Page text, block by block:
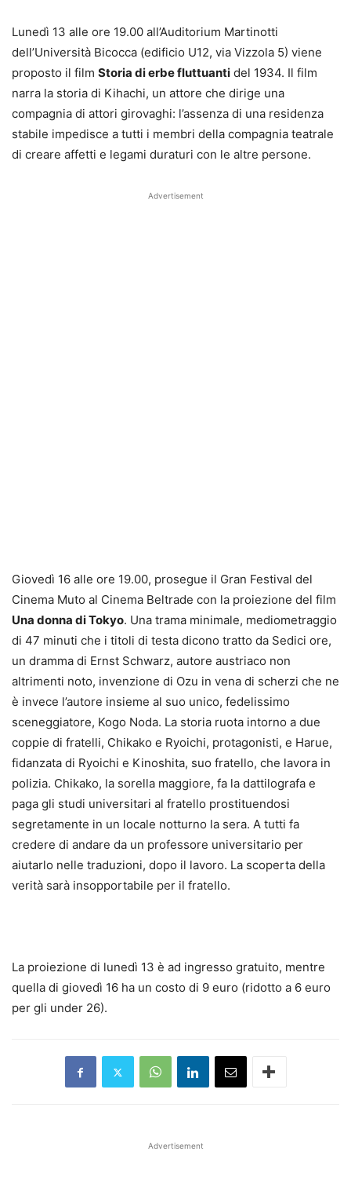
Lunedì 13 alle ore 19.00 all’Auditorium Martinotti
dell’Università Bicocca (edificio U12, via Vizzola 5) viene
proposto il film Storia di erbe fluttuanti del 1934. Il film
narra la storia di Kihachi, un attore che dirige una
compagnia di attori girovaghi: l’assenza di una residenza
stabile impedisce a tutti i membri della compagnia teatrale
di creare affetti e legami duraturi con le altre persone.
Advertisement
Giovedì 16 alle ore 19.00, prosegue il Gran Festival del
Cinema Muto al Cinema Beltrade con la proiezione del film
Una donna di Tokyo. Una trama minimale, mediometraggio
di 47 minuti che i titoli di testa dicono tratto da Sedici ore,
un dramma di Ernst Schwarz, autore austriaco non
altrimenti noto, invenzione di Ozu in vena di scherzi che ne
è invece l’autore insieme al suo unico, fedelissimo
sceneggiatore, Kogo Noda. La storia ruota intorno a due
coppie di fratelli, Chikako e Ryoichi, protagonisti, e Harue,
fidanzata di Ryoichi e Kinoshita, suo fratello, che lavora in
polizia. Chikako, la sorella maggiore, fa la dattilografa e
paga gli studi universitari al fratello prostituendosi
segretamente in un locale notturno la sera. A tutti fa
credere di andare da un professore universitario per
aiutarlo nelle traduzioni, dopo il lavoro. La scoperta della
verità sarà insopportabile per il fratello.
La proiezione di lunedì 13 è ad ingresso gratuito, mentre
quella di giovedì 16 ha un costo di 9 euro (ridotto a 6 euro
per gli under 26).
Advertisement